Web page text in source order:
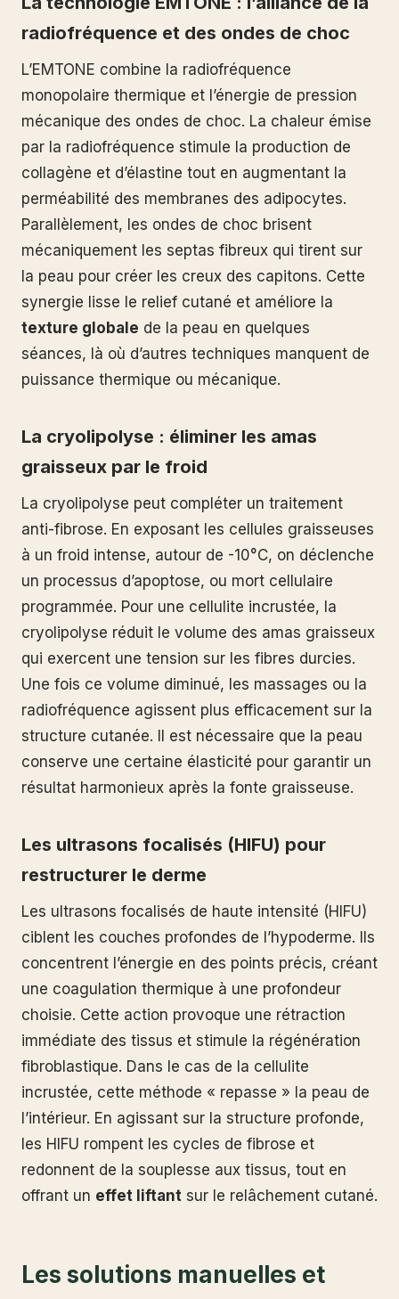
radiofréquence et des ondes de choc
L’EMTONE combine la radiofréquence
monopolaire thermique et l’énergie de pression
mécanique des ondes de choc. La chaleur émise
par la radiofréquence stimule la production de
collagène et d’élastine tout en augmentant la
perméabilité des membranes des adipocytes.
Parallèlement, les ondes de choc brisent
mécaniquement les septas fibreux qui tirent sur
la peau pour créer les creux des capitons. Cette
synergie lisse le relief cutané et améliore la
texture globale de la peau en quelques
séances, là où d’autres techniques manquent de
puissance thermique ou mécanique.
La cryolipolyse : éliminer les amas
graisseux par le froid
La cryolipolyse peut compléter un traitement
anti-fibrose. En exposant les cellules graisseuses
à un froid intense, autour de -10°C, on déclenche
un processus d’apoptose, ou mort cellulaire
programmée. Pour une cellulite incrustée, la
cryolipolyse réduit le volume des amas graisseux
qui exercent une tension sur les fibres durcies.
Une fois ce volume diminué, les massages ou la
radiofréquence agissent plus efficacement sur la
structure cutanée. Il est nécessaire que la peau
conserve une certaine élasticité pour garantir un
résultat harmonieux après la fonte graisseuse.
Les ultrasons focalisés (HIFU) pour
restructurer le derme
Les ultrasons focalisés de haute intensité (HIFU)
ciblent les couches profondes de l’hypoderme. Ils
concentrent l’énergie en des points précis, créant
une coagulation thermique à une profondeur
choisie. Cette action provoque une rétraction
immédiate des tissus et stimule la régénération
fibroblastique. Dans le cas de la cellulite
incrustée, cette méthode « repasse » la peau de
l’intérieur. En agissant sur la structure profonde,
les HIFU rompent les cycles de fibrose et
redonnent de la souplesse aux tissus, tout en
offrant un effet liftant sur le relâchement cutané.
Les solutions manuelles et